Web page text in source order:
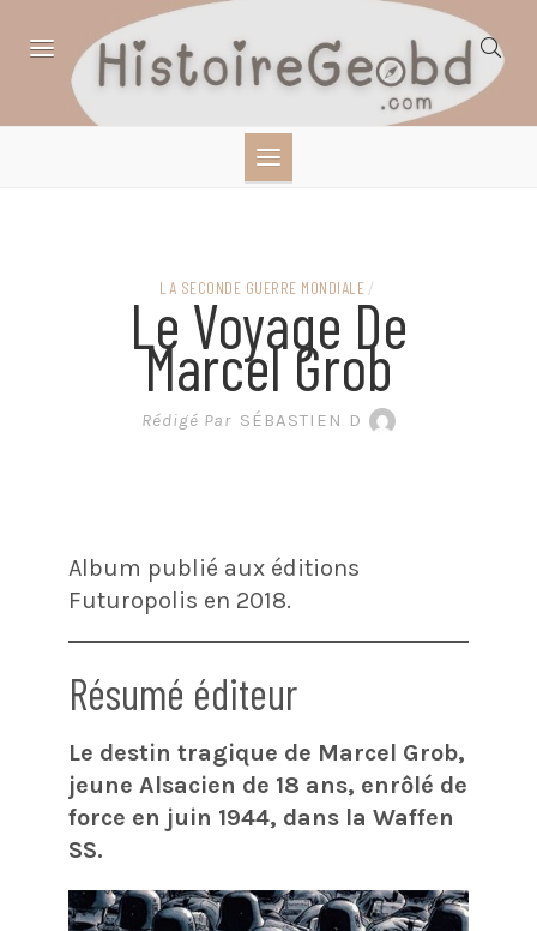
SCIENCES,
LITTÉRATURE EN
BANDE DESSINÉE
LA SECONDE GUERRE MONDIALE /
Le Voyage De
Marcel Grob
Rédigé Par SÉBASTIEN D
Album publié aux éditions
Futuropolis en 2018.
Résumé éditeur
Le destin tragique de Marcel Grob,
jeune Alsacien de 18 ans, enrôlé de
force en juin 1944, dans la Waffen
SS.